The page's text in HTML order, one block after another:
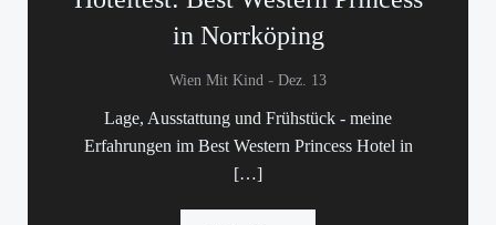
in Norrköping
Wien Mit Kind - Dez. 13
Lage, Ausstattung und Frühstück - meine
Erfahrungen im Best Western Princess Hotel in
[…]